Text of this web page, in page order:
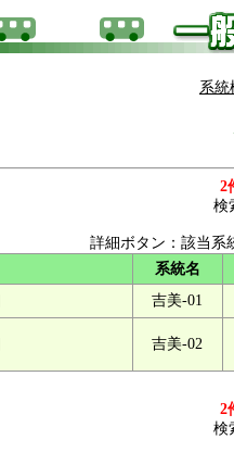
系統
2
検
詳細ボタン：該当系
系統名
吉美-01
吉美-02
2
検